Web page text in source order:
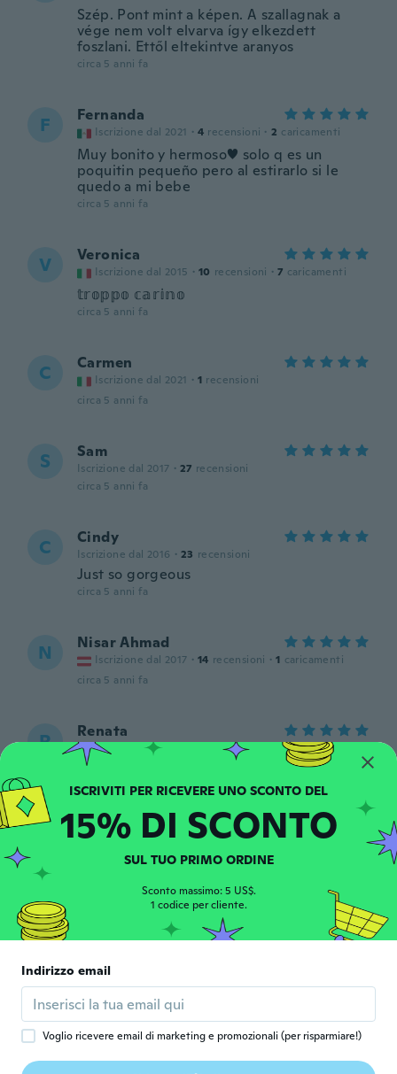
Szép. Pont mint a képen. A szallagnak a
vége nem volt elvarva így elkezdett
foszlani. Ettől eltekintve aranyos
circa 5 anni fa
F Fernanda
Iscrizione dal 2021 · 4 recensioni · 2 caricamenti
Muy bonito y hermoso♥️ solo q es un
poquitin pequeño pero al estirarlo si le
quedo a mi bebe
circa 5 anni fa
V Veronica
Iscrizione dal 2015 · 10 recensioni · 7 caricamenti
𝕥𝕣𝕠𝕡𝕡𝕠 𝕔𝕒𝕣𝕚𝕟𝕠
circa 5 anni fa
C Carmen
Iscrizione dal 2021 · 1 recensioni
circa 5 anni fa
S Sam
Iscrizione dal 2017 · 27 recensioni
circa 5 anni fa
C Cindy
Iscrizione dal 2016 · 23 recensioni
Just so gorgeous
circa 5 anni fa
N Nisar Ahmad
Iscrizione dal 2017 · 14 recensioni · 1 caricamenti
circa 5 anni fa
R Renata
Iscrizione dal 2017 recensioni caricamenti
So adorable!! Exactly as described and
even cuter in person and on. Would
circa 5 anni fa
D Iscrizione dal 2018 · 1 recensioni
M Maria
circa 5 anni fa
Aurélie
15% DI SCONTO
SUL TUO PRIMO ORDINE
Sconto massimo: 5 US$.
1 codice per cliente.
Indirizzo email
Voglio ricevere email di marketing e promozionali (per risparmiare!)